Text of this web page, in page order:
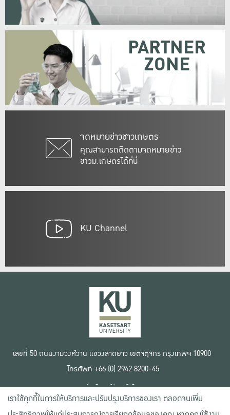
จดหมายข่าวชาวเกษตร
คุณสามารถติดตามจดหมายข่าว
ชาวม.เกษตรได้ที่นี่
PARTNER
ZONE
KU Channel
เลขที่ 50 ถนนงามวงศ์วาน แขวงลาดยาว เขตจตุจักร กรุงเทพฯ 10900
โทรศัพท์ +66 (0) 2942 8200-45
เงื่อนไขการใช้งานเว็บไซต์
ข้อตกลงด้านสิทธิ์ใช้งาน
นโยบายความเป็นส่วนตัว
เราใช้คุกกี้ในการให้บริการและปรับปรุงบริการของเรา ตลอดจนเพิ่ม